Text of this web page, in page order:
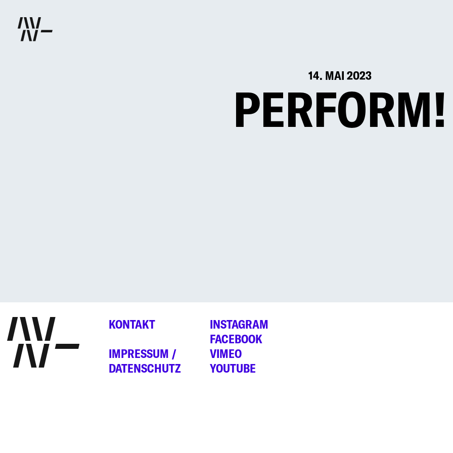
14. MAI 2023
PERFORM!
KONTAKT
IMPRESSUM /
DATENSCHUTZ
INSTAGRAM
FACEBOOK
VIMEO
YOUTUBE